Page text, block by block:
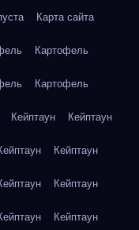
Карта сайта
Картофель
Картофель
Кейптаун Кейптаун
Кейптаун
Кейптаун
Кейптаун